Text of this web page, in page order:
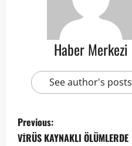
Haber Merkezi
See author's posts
Previous:
VİRÜS KAYNAKLI ÖLÜMLERDE